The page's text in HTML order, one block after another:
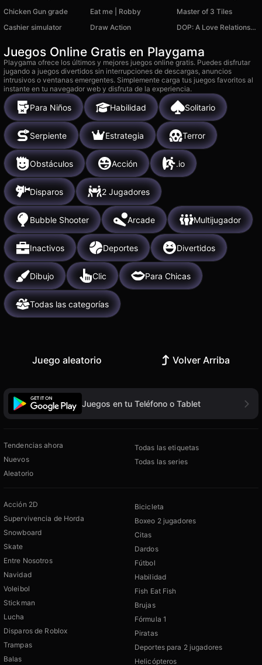
Chicken Gun grade
Eat me | Robby
Master of 3 Tiles
Cashier simulator
Draw Action DOP: A Love Relationship
Juegos Online Gratis en Playgama
Playgama ofrece los últimos y mejores juegos online gratis. Puedes disfrutar
jugando a juegos divertidos sin interrupciones de descargas, anuncios
intrusivos o ventanas emergentes. Simplemente carga tus juegos favoritos al
instante en tu navegador web y disfruta de la experiencia.
Para Niños Habilidad Solitario
Serpiente Estrategia Terror
Obstáculos Acción .io
Disparos 2 Jugadores
Bubble Shooter Arcade Multijugador
Inactivos Deportes Divertidos
Dibujo Clic Para Chicas
Todas las categorías
Juego aleatorio Volver Arriba
Juegos en tu Teléfono o Tablet
Tendencias ahora
Nuevos
Aleatorio
Todas las etiquetas
Todas las series
Acción 2D
Supervivencia de Horda
Snowboard
Skate
Entre Nosotros
Navidad
Voleibol
Stickman
Lucha
Disparos de Roblox
Trampas
Balas
Bicicleta
Boxeo 2 jugadores
Citas
Dardos
Fútbol
Habilidad
Fish Eat Fish
Brujas
Fórmula 1
Piratas
Deportes para 2 jugadores
Helicópteros